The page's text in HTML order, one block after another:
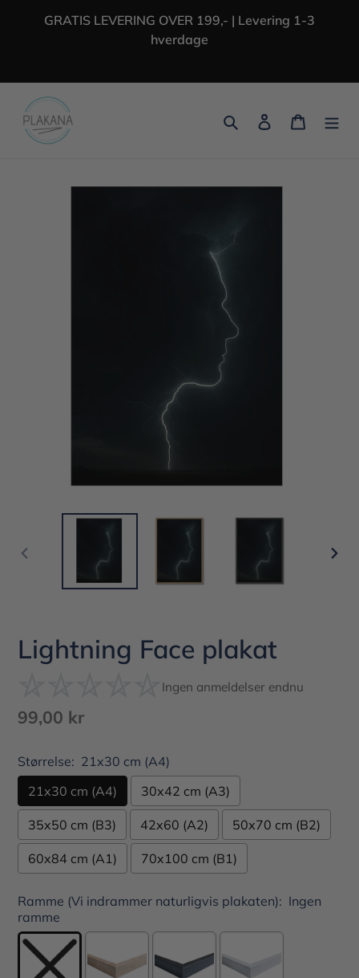
GRATIS LEVERING OVER 199,- | Levering 1-3
hverdage
Søg Log ind
BILLEDE
Lightning Face plakat
Ingen anmeldelser endnu
Normalpris
99,00 kr
Størrelse: 21x30 cm (A4)
21x30 cm (A4)
30x42 cm (A3)
35x50 cm (B3) 42x60 (A2) 50x70 cm (B2)
60x84 cm (A1) 70x100 cm (B1)
Ramme (Vi indrammer naturligvis plakaten): Ingen
ramme